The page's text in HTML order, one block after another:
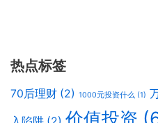
热点标签
70后理财 (2) 1000元投资什么 (1)
价值投资